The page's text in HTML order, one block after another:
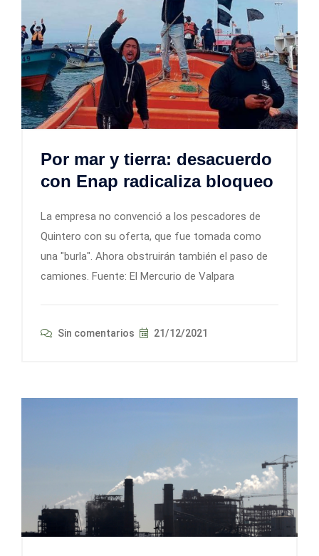
Por mar y tierra: desacuerdo
con Enap radicaliza bloqueo
La empresa no convenció a los pescadores de
Quintero con su oferta, que fue tomada como
una "burla". Ahora obstruirán también el paso de
camiones. Fuente: El Mercurio de Valpara
Sin comentarios 21/12/2021